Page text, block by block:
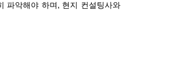
파악해야 하며, 현지 컨설팅사와